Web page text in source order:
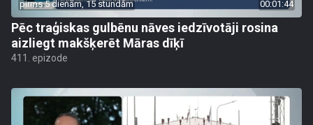
pirms 5 dienām, 15 stundām 00:01:44
Pēc traģiskas gulbēnu nāves iedzīvotāji rosina
aizliegt makšķerēt Māras dīķī
411. epizode